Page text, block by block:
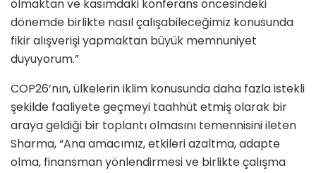
olmaktan ve kasımdaki konferans öncesindeki
dönemde birlikte nasıl çalışabileceğimiz konusunda
fikir alışverişi yapmaktan büyük memnuniyet
duyuyorum.”
COP26’nın, ülkelerin iklim konusunda daha fazla istekli
şekilde faaliyete geçmeyi taahhüt etmiş olarak bir
araya geldiği bir toplantı olmasını temennisini ileten
Sharma, “Ana amacımız, etkileri azaltma, adapte
olma, finansman yönlendirmesi ve birlikte çalışma